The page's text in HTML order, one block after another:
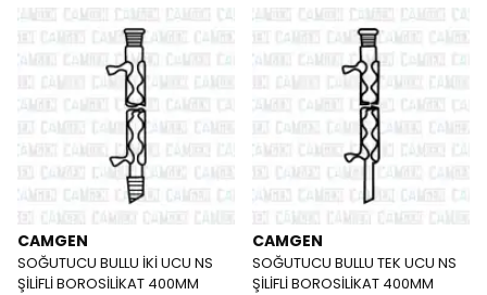
CAMGEN
SOĞUTUCU BULLU İKİ UCU NS
ŞİLİFLİ BOROSİLİKAT 400MM
CAMGEN
SOĞUTUCU BULLU TEK UCU NS
ŞİLİFLİ BOROSİLİKAT 400MM